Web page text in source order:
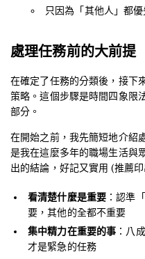
只因為「其他人」都
處理任務前的大前提
在確定了任務的分類後，接下
策略。這個步驟是時間四象限
部分。
在開始之前，我先簡短地介紹
是我在這麼多年的職場生活與
出的結論，好記又實用 (推薦
看清楚什麼是重要 ：認準
要，其他的全都不重要
集中精力在重要的事 ：八
才是緊急的任務